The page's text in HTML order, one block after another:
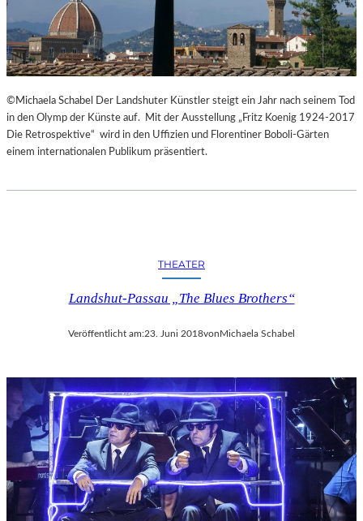
©Michaela Schabel Der Landshuter Künstler steigt ein Jahr nach seinem Tod
in den Olymp der Künste auf. Mit der Ausstellung „Fritz Koenig 1924-2017
Die Retrospektive“ wird in den Uffizien und Florentiner Boboli-Gärten
einem internationalen Publikum präsentiert.
THEATER
Landshut-Passau „The Blues Brothers“
Veröffentlicht am:23. Juni 2018von Michaela Schabel